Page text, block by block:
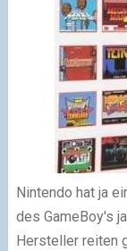
Nintendo hat ja
des GameBoy's
Hersteller reiten